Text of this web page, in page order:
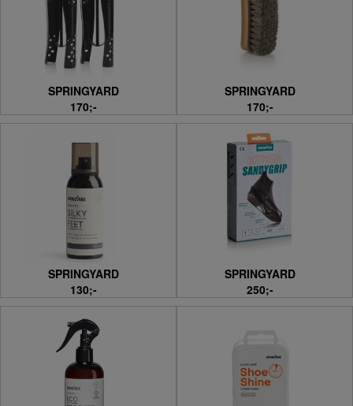
SPRINGYARD
170;-
SPRINGYARD
170;-
SPRINGYARD
130;-
SPRINGYARD
250;-